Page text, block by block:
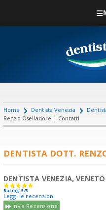
Home Dentista Venezia
Renzo Oselladore | Contatti
DENTISTA DOTT.
DENTISTA VENEZIA, VENETO
Rating: 5/5
Leggi le recensioni
Invia Recensione